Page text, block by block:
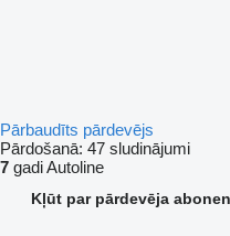
Pārbaudīts pārdevējs
Pārdošanā: 47 sludinājumi
7 gadi Autoline
Kļūt par pārdevēja